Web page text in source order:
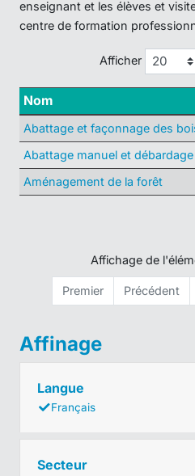
enseignant et les élèves et
centre de formation
Afficher
Nom
Abattage et façonnage des
Abattage manuel et
Aménagement de la forêt
Affichage de
Premier Précédent
Affinage
Langue
Français
Secteur